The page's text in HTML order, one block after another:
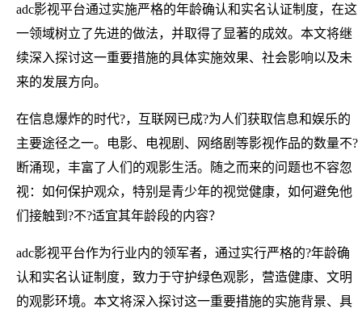
adc影视平台通过实施严格的年龄确认和实名认证制度，在这
一领域树立了先进的做法，并取得了显著的成效。本文将继
续深入探讨这一重要措施的具体实施效果、社会影响以及未
来的发展方向。
在信息爆炸的时代?，互联网已成?为人们获取信息和娱乐的
主要途径之一。电影、电视剧、网络剧等影视作品的数量不?
断涌现，丰富了人们的观影生活。随之而来的问题也不容忽
视：如何保护观众，特别是青少年的视觉健康，如何避免他
们接触到?不?适宜其年龄段的内容？
adc影视平台作为行业内的领军者，通过实行严格的?年龄确
认和实名认证制度，致力于守护绿色观影，营造健康、文明
的观影环境。本文将深入探讨这一重要措施的实施背景、具